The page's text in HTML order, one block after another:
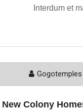
Interdum et
Gogotemples
New Colony